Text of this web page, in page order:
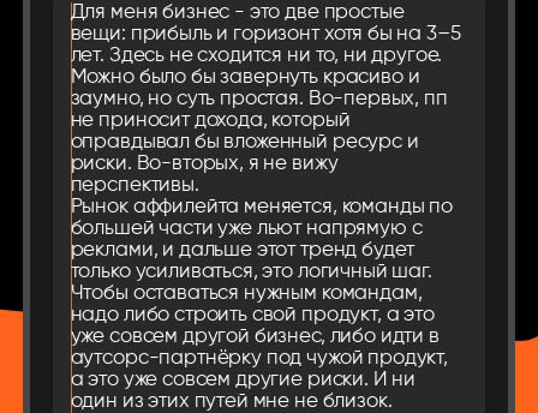
Для меня бизнес - это две простые
вещи: прибыль и горизонт хотя бы на 3–5
лет. Здесь не сходится ни то, ни другое.
Можно было бы завернуть красиво и
заумно, но суть простая. Во-первых, пп
не приносит дохода, который
оправдывал бы вложенный ресурс и
риски. Во-вторых, я не вижу
перспективы.
Рынок аффилейта меняется, команды по
большей части уже льют напрямую с
реклами, и дальше этот тренд будет
только усиливаться, это логичный шаг.
Чтобы оставаться нужным командам,
надо либо строить свой продукт, а это
уже совсем другой бизнес, либо идти в
аутсорс-партнёрку под чужой продукт,
а это уже совсем другие риски. И ни
один из этих путей мне не близок.